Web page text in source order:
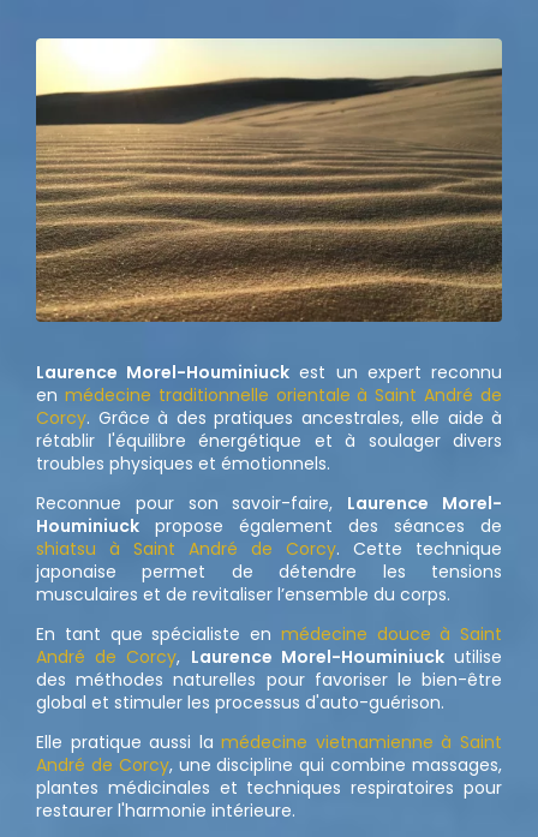
Laurence Morel-Houminiuck est un expert reconnu
en médecine traditionnelle orientale à Saint André de
Corcy. Grâce à des pratiques ancestrales, elle aide à
rétablir l'équilibre énergétique et à soulager divers
troubles physiques et émotionnels.
Reconnue pour son savoir-faire, Laurence Morel-
Houminiuck propose également des séances de
shiatsu à Saint André de Corcy. Cette technique
japonaise permet de détendre les tensions
musculaires et de revitaliser l’ensemble du corps.
En tant que spécialiste en médecine douce à Saint
André de Corcy, Laurence Morel-Houminiuckutilise
des méthodes naturelles pour favoriser le bien-être
global et stimuler les processus d'auto-guérison.
Elle pratique aussi lamédecine vietnamienne à Saint
André de Corcy, une discipline qui combine massages,
plantes médicinales et techniques respiratoires pour
restaurer l'harmonie intérieure.